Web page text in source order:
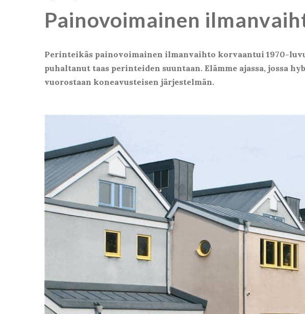
Painovoimainen
Perinteikäs painovoimainen ilmanvaihto korvaantui 1970-
puhaltanut taas perinteiden suuntaan. Elämme ajassa,
vuorostaan koneavusteisen järjestelmän.